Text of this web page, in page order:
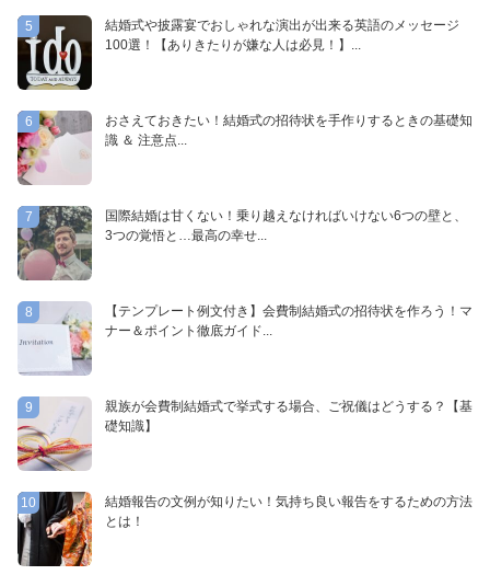
5
結婚式や披露宴でおしゃれな演出が出来る英語のメッセージ
100選！【ありきたりが嫌な人は必見！】...
6
おさえておきたい！結婚式の招待状を手作りするときの基礎知
識 ＆ 注意点...
7
国際結婚は甘くない！乗り越えなければいけない6つの壁と、
3つの覚悟と…最高の幸せ...
8
【テンプレート例文付き】会費制結婚式の招待状を作ろう！マ
ナー＆ポイント徹底ガイド...
9
親族が会費制結婚式で挙式する場合、ご祝儀はどうする？【基
礎知識】
10
結婚報告の文例が知りたい！気持ち良い報告をするための方法
とは！